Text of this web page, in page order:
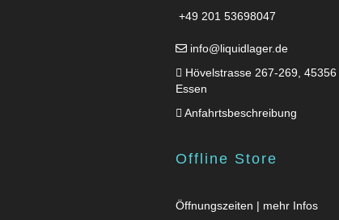
+49 201 53698047
info@liquidlager.de
Hövelstrasse 267-269, 45356
Essen
Anfahrtsbeschreibung
Offline Store
Öffnungszeiten | mehr Infos